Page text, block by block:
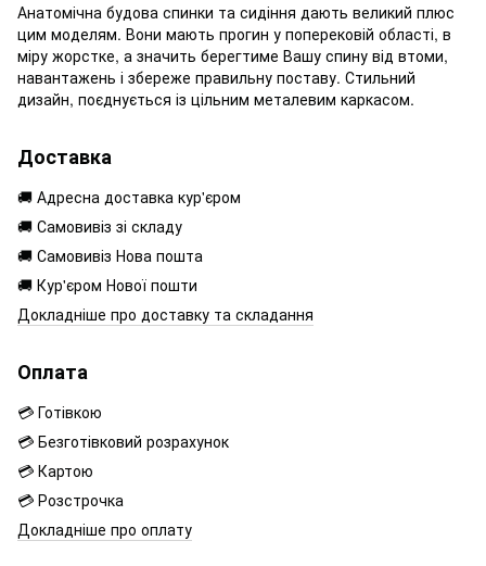
Анатомічна будова спинки та сидіння дають великий плюс
цим моделям. Вони мають прогин у поперековій області, в
міру жорстке, а значить берегтиме Вашу спину від втоми,
навантажень і збереже правильну поставу. Стильний
дизайн, поєднується із цільним металевим каркасом.
Доставка
🚚 Адресна доставка кур'єром
🚚 Самовивіз зі складу
🚚 Самовивіз Нова пошта
🚚 Кур'єром Нової пошти
Докладніше про доставку та складання
Оплата
💳 Готівкою
💳 Безготівковий розрахунок
💳 Картою
💳 Розстрочка
Докладніше про оплату